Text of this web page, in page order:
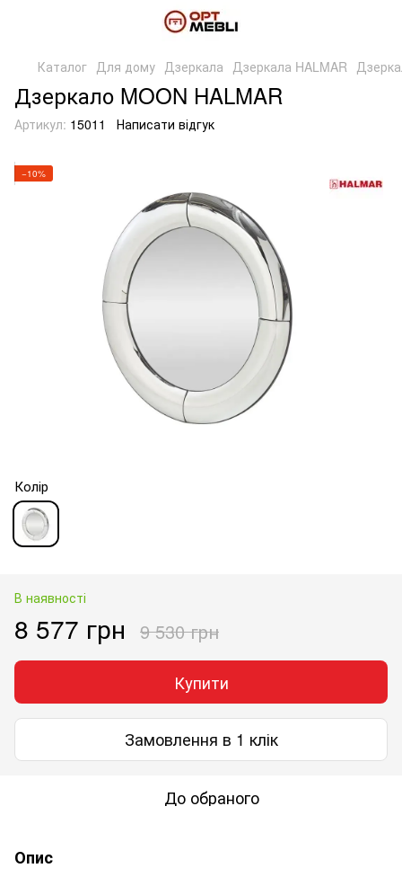
Каталог Для дому Дзеркала Дзеркала HALMAR
Дзеркало MOON HALMAR
Артикул: 15011 Написати відгук
−10%
Колір
В наявності
8 577 грн 9 530 грн
Купити
Замовлення в 1 клік
До обраного
Опис